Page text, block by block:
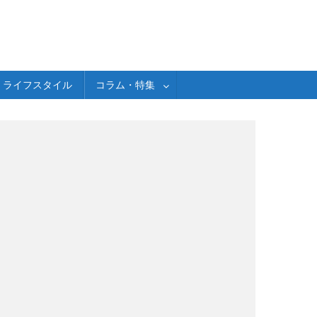
ライフスタイル コラム・特集